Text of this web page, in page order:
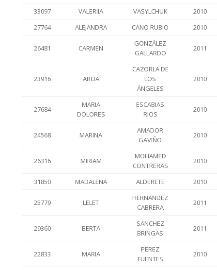
33097 VALERIIA VASYLCHUK
2010
27764
ALEJANDRA CANO RUBIO 2010
26481 CARMEN
GONZÁLEZ
GALLARDO
2011
23916 AROA
CAZORLA DE
LOS
ÁNGELES
2010
27684
MARIA
DOLORES
ESCABIAS
RIOS
2010
24568 MARINA
AMADOR
GAVIÑO
2010
26316 MIRIAM
MOHAMED
CONTRERAS
2010
31850 MADALENA ALDERETE 2010
25779 LELET
HERNANDEZ
CABRERA
2011
29360 BERTA
SANCHEZ
BRINGAS
2011
22833 MARIA
PEREZ
FUENTES
2010